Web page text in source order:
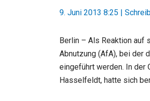
9. Juni 2013 8:25 |
Berlin – Als Reaktion auf
Abnutzung (AfA), bei der
eingeführt werden. In der
Hasselfeldt, hatte sich